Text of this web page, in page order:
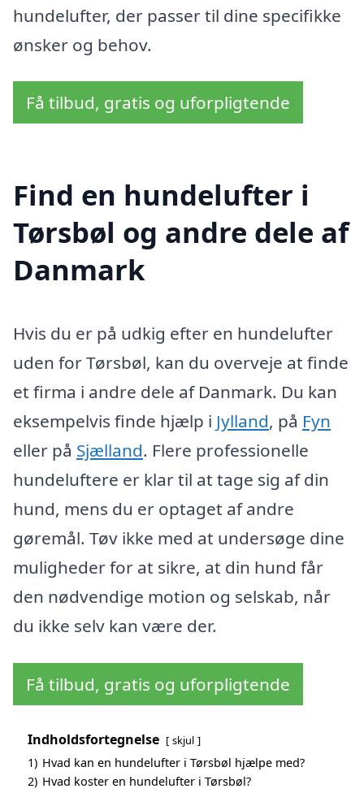
hundelufter, der passer til dine specifikke
ønsker og behov.
Få tilbud, gratis og uforpligtende
Find en hundelufter i
Tørsbøl og andre dele af
Danmark
Hvis du er på udkig efter en hundelufter
uden for Tørsbøl, kan du overveje at finde
et firma i andre dele af Danmark. Du kan
eksempelvis finde hjælp i Jylland, på Fyn
eller på Sjælland. Flere professionelle
hundeluftere er klar til at tage sig af din
hund, mens du er optaget af andre
gøremål. Tøv ikke med at undersøge dine
muligheder for at sikre, at din hund får
den nødvendige motion og selskab, når
du ikke selv kan være der.
Få tilbud, gratis og uforpligtende
Indholdsfortegnelse skjul
1) Hvad kan en hundelufter i Tørsbøl hjælpe med?
2) Hvad koster en hundelufter i Tørsbøl?